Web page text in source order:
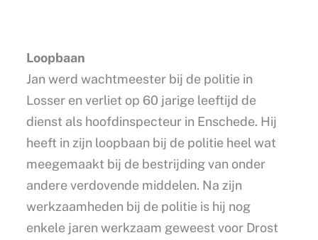
Loopbaan
Jan werd wachtmeester bij de politie in
Losser en verliet op 60 jarige leeftijd de
dienst als hoofdinspecteur in Enschede. Hij
heeft in zijn loopbaan bij de politie heel wat
meegemaakt bij de bestrijding van onder
andere verdovende middelen. Na zijn
werkzaamheden bij de politie is hij nog
enkele jaren werkzaam geweest voor Drost